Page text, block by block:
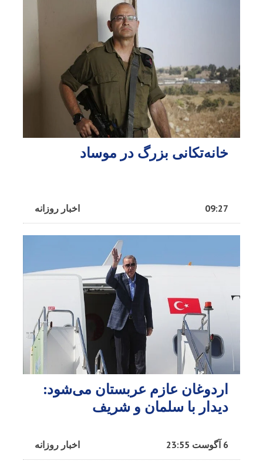
خانه‌تکانی بزرگ در موساد
اخبار روزانه 09:27
اردوغان عازم عربستان می‌شود:
دیدار با سلمان و شریف
اخبار روزانه 6 آگوست 23:55